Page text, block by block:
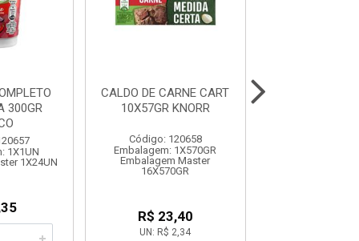
300GR
1X1UN
1X24UN
CALDO DE CARNE CART
10X57GR KNORR
Código: 120658
Embalagem: 1X570GR
Embalagem Master
16X570GR
R$ 23,40
UN: R$ 2,34